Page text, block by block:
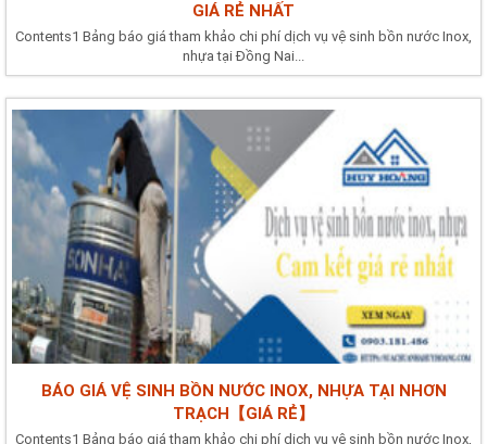
GIÁ RẺ NHẤT
Contents1 Bảng báo giá tham khảo chi phí dịch vụ vệ sinh bồn nước Inox,
nhựa tại Đồng Nai...
BÁO GIÁ VỆ SINH BỒN NƯỚC INOX, NHỰA TẠI NHƠN
TRẠCH【GIÁ RẺ】
Contents1 Bảng báo giá tham khảo chi phí dịch vụ vệ sinh bồn nước Inox,